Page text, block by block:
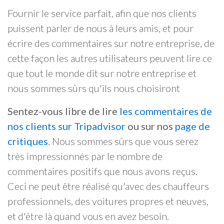
Fournir le service parfait, afin que nos clients
puissent parler de nous à leurs amis, et pour
écrire des commentaires sur notre entreprise, de
cette façon les autres utilisateurs peuvent lire ce
que tout le monde dit sur notre entreprise et
nous sommes sûrs qu'ils nous choisiront
Sentez-vous libre de lire les commentaires de
nos clients sur Tripadvisor ou sur nos page de
critiques. Nous sommes sûrs que vous serez
très impressionnés par le nombre de
commentaires positifs que nous avons reçus.
Ceci ne peut être réalisé qu'avec des chauffeurs
professionnels, des voitures propres et neuves,
et d'être là quand vous en avez besoin.